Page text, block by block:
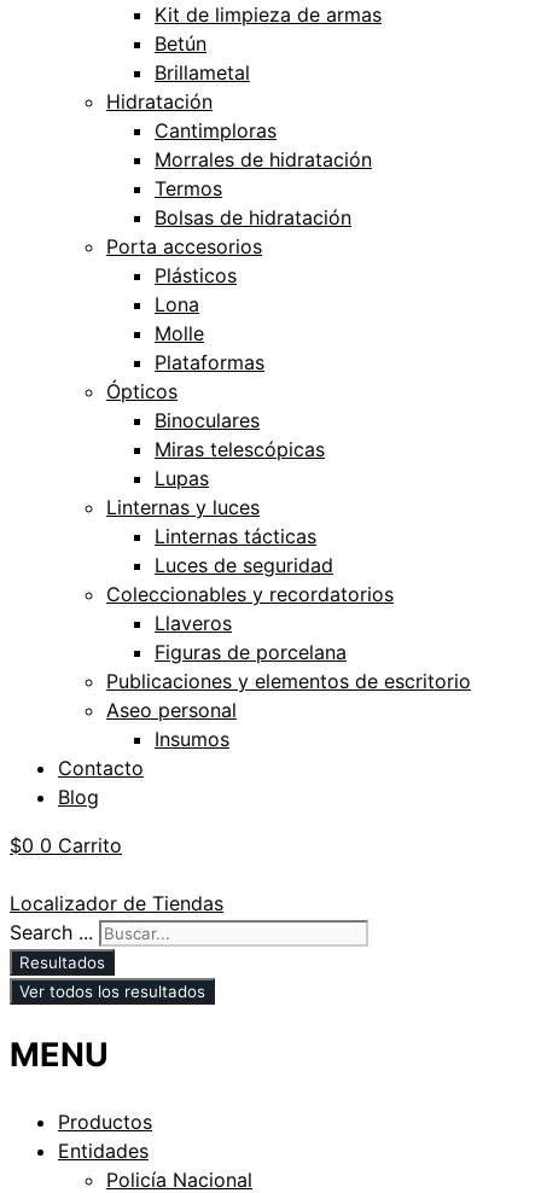
Kit de limpieza de armas
Betún
Brillametal
Hidratación
Cantimploras
Morrales de hidratación
Termos
Bolsas de hidratación
Porta accesorios
Plásticos
Lona
Molle
Plataformas
Ópticos
Binoculares
Miras telescópicas
Lupas
Linternas y luces
Linternas tácticas
Luces de seguridad
Coleccionables y recordatorios
Llaveros
Figuras de porcelana
Publicaciones y elementos de escritorio
Aseo personal
Insumos
Contacto
Blog
$0 0 Carrito
Localizador de Tiendas
Search ...
Resultados
Ver todos los resultados
MENU
Productos
Entidades
Policía Nacional